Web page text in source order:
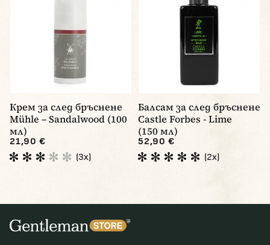
Крем за след бръснене
Mühle – Sandalwood (100
мл)
21,90 €
(3x)
Балсам за след бръснене
Castle Forbes - Lime
(150 мл)
52,90 €
(2x)